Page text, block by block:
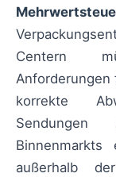
Centern
Anforderungen
korrekte
Sendungen
außerhalb